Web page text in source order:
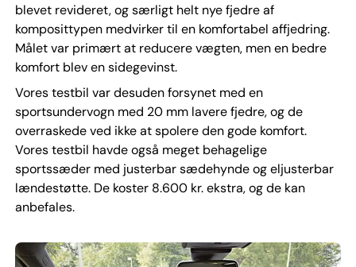
blevet revideret, og særligt helt nye fjedre af
komposittypen medvirker til en komfortabel affjedring.
Målet var primært at reducere vægten, men en bedre
komfort blev en sidegevinst.
Vores testbil var desuden forsynet med en
sportsundervogn med 20 mm lavere fjedre, og de
overraskede ved ikke at spolere den gode komfort.
Vores testbil havde også meget behagelige
sportssæder med justerbar sædehynde og eljusterbar
lændestøtte. De koster 8.600 kr. ek­stra, og de kan
anbefales.